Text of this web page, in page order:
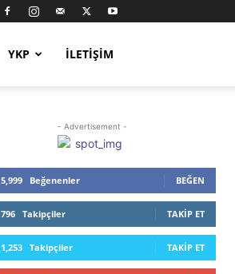
YKP İLETIŞIM
- Advertisement -
5,999 Beğenenler BEĞEN
796 Takipçiler TAKIP ET
1,253 Takipçiler TAKIP ET